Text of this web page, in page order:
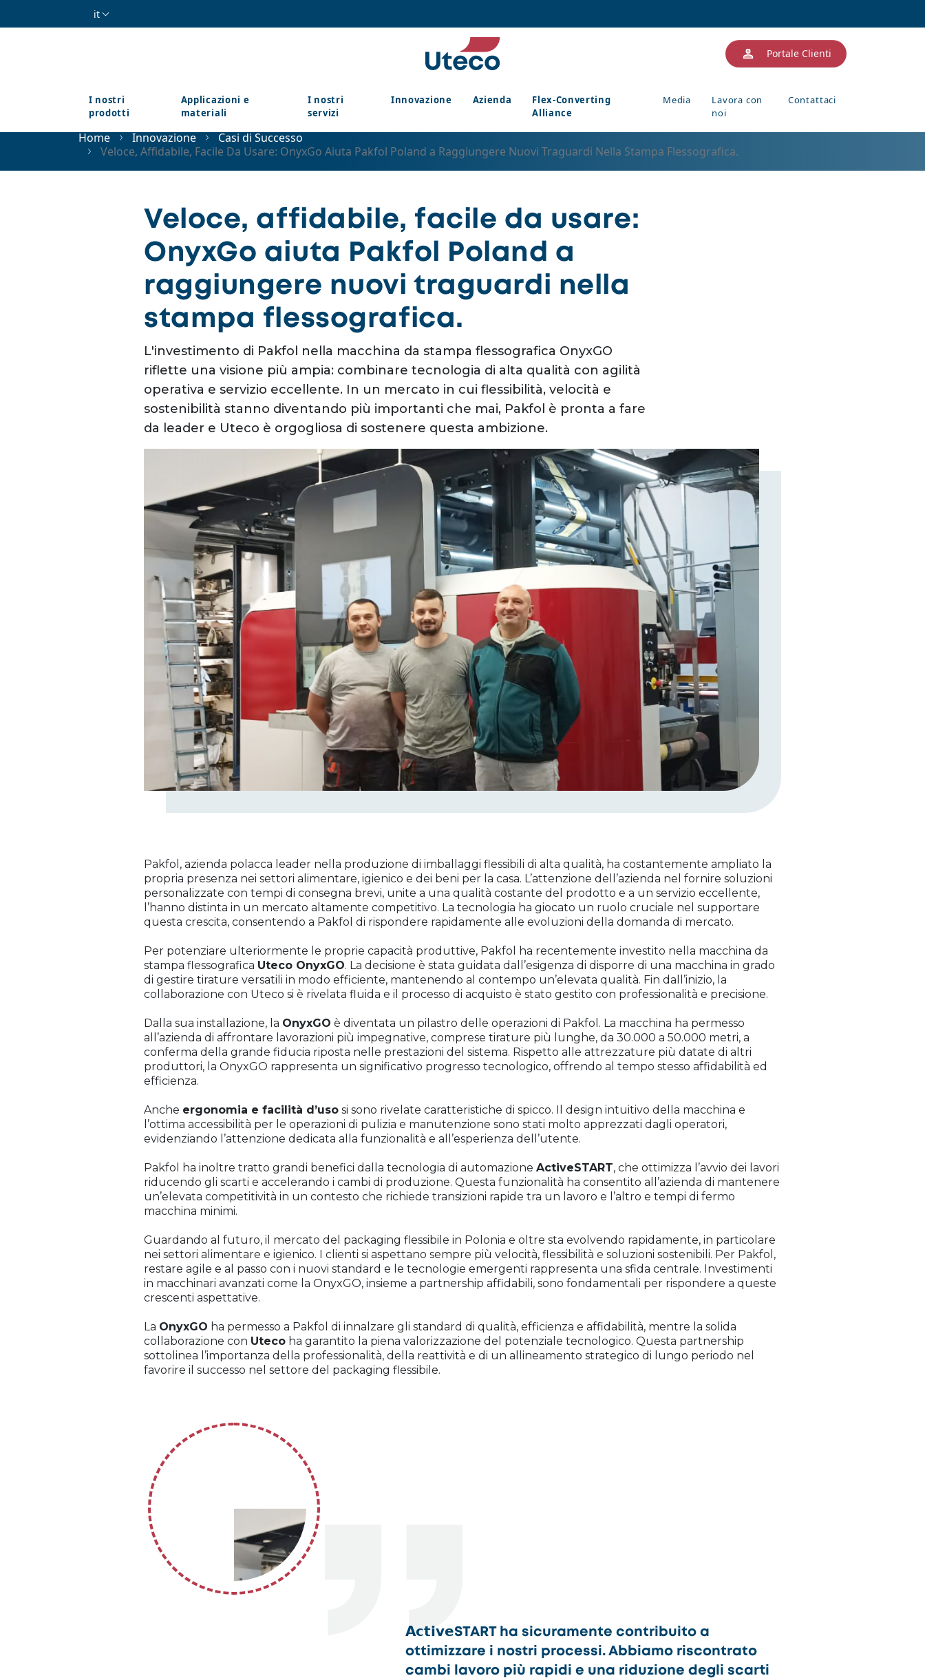
Salta al contenuto principale
it
Portale Clienti
I nostri
prodotti
Applicazioni e
materiali
I nostri
servizi
Innovazione Azienda
Flex-Converting
Alliance
Media
Lavora con
noi
Contattaci
Home Innovazione
Casi di Successo
Veloce, Affidabile, Facile Da Usare: OnyxGo Aiuta Pakfol Poland a Raggiungere Nuovi Traguardi Nella Stampa Flessografica.
Veloce, affidabile, facile da usare:
OnyxGo aiuta Pakfol Poland a
raggiungere nuovi traguardi nella
stampa flessografica.
L'investimento di Pakfol nella macchina da stampa flessografica OnyxGO
riflette una visione più ampia: combinare tecnologia di alta qualità con agilità
operativa e servizio eccellente. In un mercato in cui flessibilità, velocità e
sostenibilità stanno diventando più importanti che mai, Pakfol è pronta a fare
da leader e Uteco è orgogliosa di sostenere questa ambizione.
Pakfol, azienda polacca leader nella produzione di imballaggi flessibili di alta qualità, ha costantemente ampliato la
propria presenza nei settori alimentare, igienico e dei beni per la casa. L’attenzione dell’azienda nel fornire soluzioni
personalizzate con tempi di consegna brevi, unite a una qualità costante del prodotto e a un servizio eccellente,
l’hanno distinta in un mercato altamente competitivo. La tecnologia ha giocato un ruolo cruciale nel supportare
questa crescita, consentendo a Pakfol di rispondere rapidamente alle evoluzioni della domanda di mercato.
Per potenziare ulteriormente le proprie capacità produttive, Pakfol ha recentemente investito nella macchina da
stampa flessografica Uteco OnyxGO. La decisione è stata guidata dall’esigenza di disporre di una macchina in grado
di gestire tirature versatili in modo efficiente, mantenendo al contempo un’elevata qualità. Fin dall’inizio, la
collaborazione con Uteco si è rivelata fluida e il processo di acquisto è stato gestito con professionalità e precisione.
Dalla sua installazione, la OnyxGO è diventata un pilastro delle operazioni di Pakfol. La macchina ha permesso
all’azienda di affrontare lavorazioni più impegnative, comprese tirature più lunghe, da 30.000 a 50.000 metri, a
conferma della grande fiducia riposta nelle prestazioni del sistema. Rispetto alle attrezzature più datate di altri
produttori, la OnyxGO rappresenta un significativo progresso tecnologico, offrendo al tempo stesso affidabilità ed
efficienza.
Anche ergonomia e facilità d’uso si sono rivelate caratteristiche di spicco. Il design intuitivo della macchina e
l’ottima accessibilità per le operazioni di pulizia e manutenzione sono stati molto apprezzati dagli operatori,
evidenziando l’attenzione dedicata alla funzionalità e all’esperienza dell’utente.
Pakfol ha inoltre tratto grandi benefici dalla tecnologia di automazione ActiveSTART, che ottimizza l’avvio dei lavori
riducendo gli scarti e accelerando i cambi di produzione. Questa funzionalità ha consentito all’azienda di mantenere
un’elevata competitività in un contesto che richiede transizioni rapide tra un lavoro e l’altro e tempi di fermo
macchina minimi.
Guardando al futuro, il mercato del packaging flessibile in Polonia e oltre sta evolvendo rapidamente, in particolare
nei settori alimentare e igienico. I clienti si aspettano sempre più velocità, flessibilità e soluzioni sostenibili. Per Pakfol,
restare agile e al passo con i nuovi standard e le tecnologie emergenti rappresenta una sfida centrale. Investimenti
in macchinari avanzati come la OnyxGO, insieme a partnership affidabili, sono fondamentali per rispondere a queste
crescenti aspettative.
La OnyxGO ha permesso a Pakfol di innalzare gli standard di qualità, efficienza e affidabilità, mentre la solida
collaborazione con Uteco ha garantito la piena valorizzazione del potenziale tecnologico. Questa partnership
sottolinea l’importanza della professionalità, della reattività e di un allineamento strategico di lungo periodo nel
favorire il successo nel settore del packaging flessibile.
𝗔𝗰𝘁𝗶𝘃𝗲START ha sicuramente contribuito a
ottimizzare i nostri processi. Abbiamo riscontrato
cambi lavoro più rapidi e una riduzione degli scarti